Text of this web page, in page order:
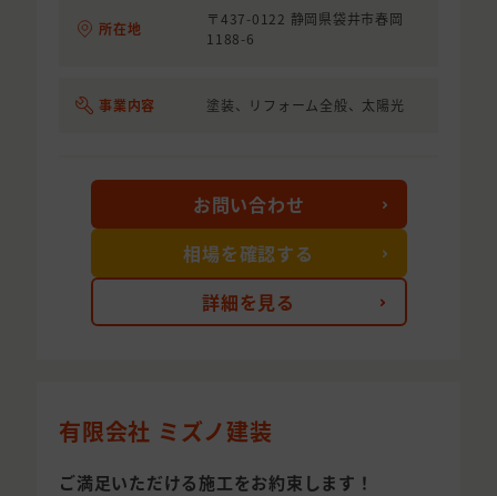
所在地
〒437-0122 静岡県袋井市春岡
1188-6
事業内容 塗装、リフォーム全般、太陽光
詳細を見る
お問い合わせ
相場を確認する
有限会社 ミズノ建装
ご満足いただける施工をお約束します！